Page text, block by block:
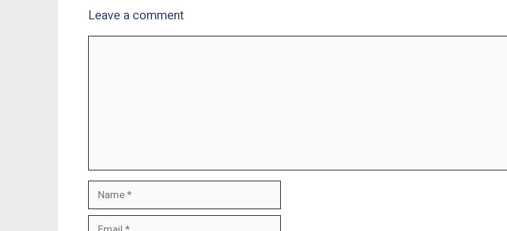
Leave a comment